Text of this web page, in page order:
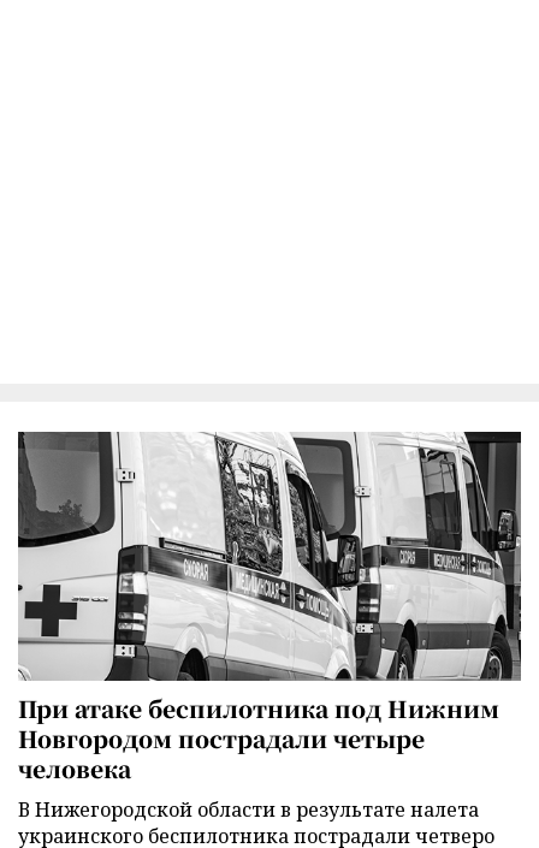
При атаке беспилотника под Нижним
Новгородом пострадали четыре
человека
В Нижегородской области в результате налета
украинского беспилотника пострадали четверо